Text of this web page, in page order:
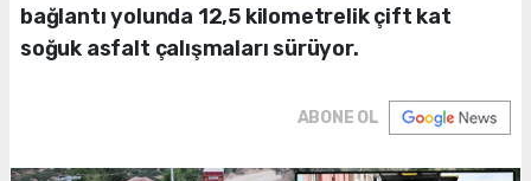
bağlantı yolunda 12,5 kilometrelik çift kat
soğuk asfalt çalışmaları sürüyor.
ABONE OL